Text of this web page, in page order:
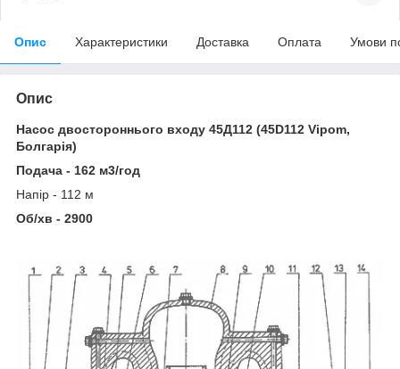
Опис Характеристики Доставка Оплата Умови
Опис
Насос двостороннього входу 45Д112 (45D112 Vipom,
Болгарія)
Подача - 162 м3/год
Напір - 112 м
Об/хв - 2900